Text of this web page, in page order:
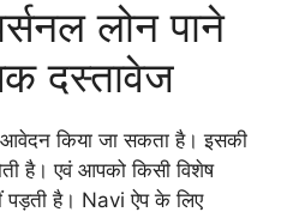
लोन पाने
दस्तावेज
किया जा सकता है। इसकी
है। एवं आपको किसी विशेष
पड़ती है। Navi ऐप के लिए